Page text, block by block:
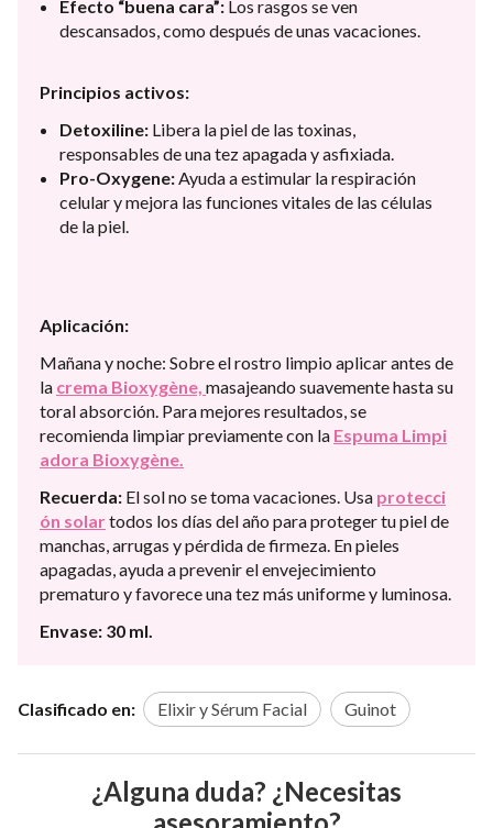
Efecto “buena cara”: Los rasgos se ven
descansados, como después de unas vacaciones.
Principios activos:
Detoxiline: Libera la piel de las toxinas,
responsables de una tez apagada y asfixiada.
Pro-Oxygene: Ayuda a estimular la respiración
celular y mejora las funciones vitales de las células
de la piel.
Aplicación:
Mañana y noche: Sobre el rostro limpio aplicar antes de
la crema Bioxygène, masajeando suavemente hasta su
toral absorción. Para mejores resultados, se
recomienda limpiar previamente con la Espuma Limpi
adora Bioxygène.
Recuerda: El sol no se toma vacaciones. Usa protecci
ón solartodos los días del año para proteger tu piel de
manchas, arrugas y pérdida de firmeza. En pieles
apagadas, ayuda a prevenir el envejecimiento
prematuro y favorece una tez más uniforme y luminosa.
Envase: 30 ml.
Clasificado en: Elixir y Sérum Facial Guinot
¿Alguna duda? ¿Necesitas